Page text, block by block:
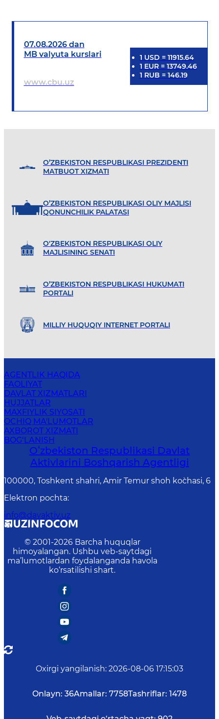
07.08.2026 dan
MB valyuta kurslari
www.cbu.uz
1 USD = 11915.64
1 EUR= 13749.46
1 RUB = 146.19
O’ZBEKISTON RESPUBLIKASI PREZIDENTI
MATBUOT XIZMATI
O’ZBEKISTON RESPUBLIKASI OLIY MAJLISI
QONUNCHILIK PALATASI
O'ZBEKISTON RESPUBLIKASI OLIY
MAJLISINING SENATI
O’ZBEKISTON RESPUBLIKASI HUKUMATI
PORTALI
MILLIY HUQUQIY INTERNET PORTALI
AGENTLIK HAQIDA
FAOLIYAT
DAVLAT XIZMATLARI
HUJJATLAR
MAXFIYLIK SIYOSATI
OCHIQ MA'LUMOTLAR
AXBOROT XIZMATI
BOG‘LANISH
Oʻzbekiston Respublikasi Davlat
Aktivlarini Boshqarish Agentligi
100000, Toshkent shahri, Amir Temur shoh ko`chasi, 6
Elektron pochta:
info@davaktiv.uz
© 2001-2026 Barcha huquqlar
himoyalangan. Ushbu veb-saytdagi
ma’lumotlardan foydalanganda havola
ko‘rsatilishi shart.
Oxirgi yangilanish: 2026-08-06 17:15:03
Onlayn: 36Amallar: 7758Tashriflar: 1478